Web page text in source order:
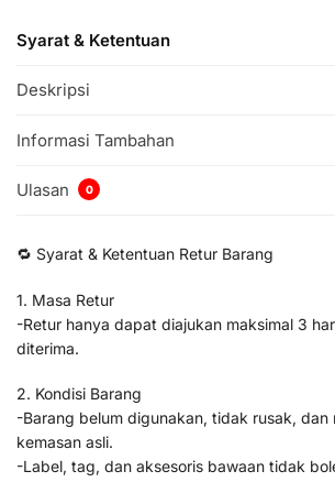
Syarat & Ketentuan
Deskripsi
Informasi Tambahan
Ulasan 0
🔁 Syarat & Ketentuan Retur Barang
1. Masa Retur
-Retur hanya dapat diajukan maksimal 3
diterima.
2. Kondisi Barang
-Barang belum digunakan, tidak rusak, dan
kemasan asli.
-Label, tag, dan aksesoris bawaan tidak